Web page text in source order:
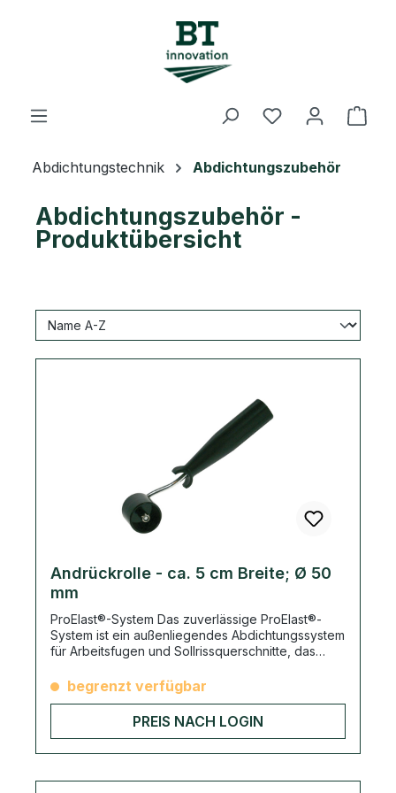
Zum Hauptinhalt springen
Du hast 0
Abdichtungstechnik Abdichtungszubehör
Abdichtungszubehör -
Produktübersicht
Andrückrolle - ca. 5 cm Breite; Ø 50
mm
ProElast®-System Das zuverlässige ProElast®-
System ist ein außenliegendes Abdichtungssystem
für Arbeitsfugen und Sollrissquerschnitte, das
ProElast®-System ist ein einfach zu
verarbeitendes, 2-teiliges Abdichtungssystem. Es
besteht aus der widerstandsfähigen ProElast®
EPDM Folie und den haftstarken InnoElast® Kleb-
Arbeits und Sollrissfugen. Das System zeichnet
begrenzt verfügbar
PREIS NACH LOGIN